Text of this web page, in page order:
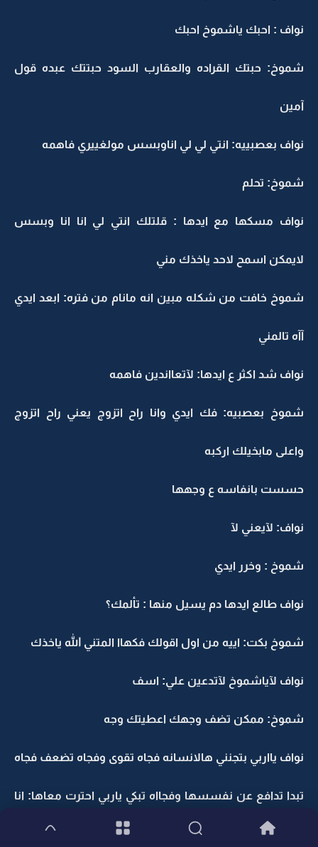
نواف : احبك ياشموخ احبك
شموخ: حبتك القراده والعقارب السود حبتتك عبده قول
آمين
نواف بعصبييه: انتي لي لي اناوبسس مولغييري فاهمه
شموخ: تحلم
نواف مسكها مع ايدها : قلتلك انتي لي انا انا وبسس
لايمكن اسمح لاحد ياخذك مني
شموخ خافت من شكله مبين انه مانام من فتره: ابعد ايدي
آآه تالمني
نواف شد اكثر ع ايدها: لآتعااندين فاهمه
شموخ بعصبيه: فك ايدي وانا راح اتزوج يعني راح اتزوج
واعلى مابخيلك اركبه
حسست بانفاسه ع وجهها
نواف: لآيعني لآ
شموخ : وخرر ايدي
نواف طالع ايدها دم يسيل منها : تألمك؟
شموخ بكت: اييه من اول اقولك فكهاا المتني الله ياخذك
نواف لآياشموخ لآتدعين علي: اسف
شموخ: ممكن تضف وجهك اعطيتك وجه
نواف يااربي بتجنني هالانسانه فجاه تقوى وفجاه تضعف فجاه
تبدا تدافع عن نفسسها وفجااه تبكي ياربي احترت معاها: انا
بطلع لكن تأكدي زواجك ماراح يتم ولآيكون صدقتي اني احبك